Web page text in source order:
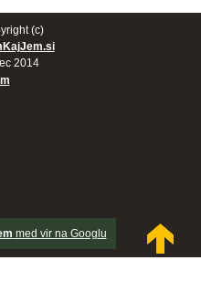
(c)
2014
med vir na Googlu